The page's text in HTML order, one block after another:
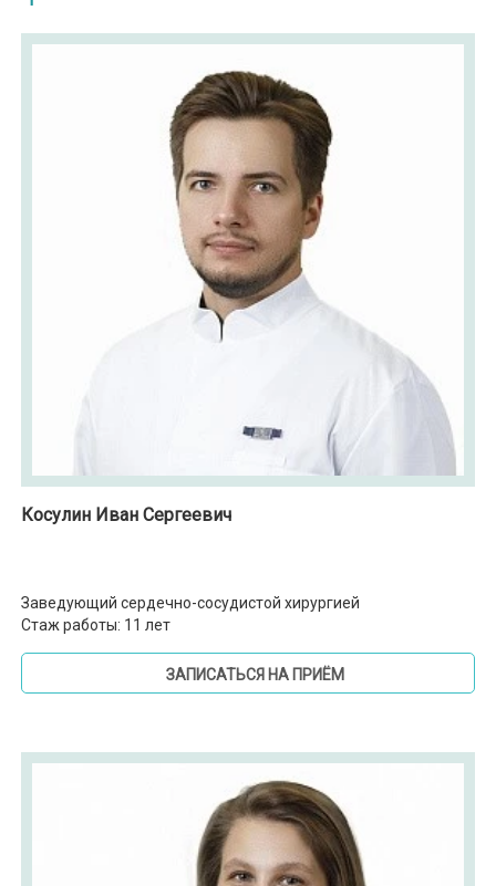
Косулин Иван Сергеевич
Заведующий сердечно-сосудистой хирургией
Стаж работы: 11 лет
ЗАПИСАТЬСЯ НА ПРИЁМ